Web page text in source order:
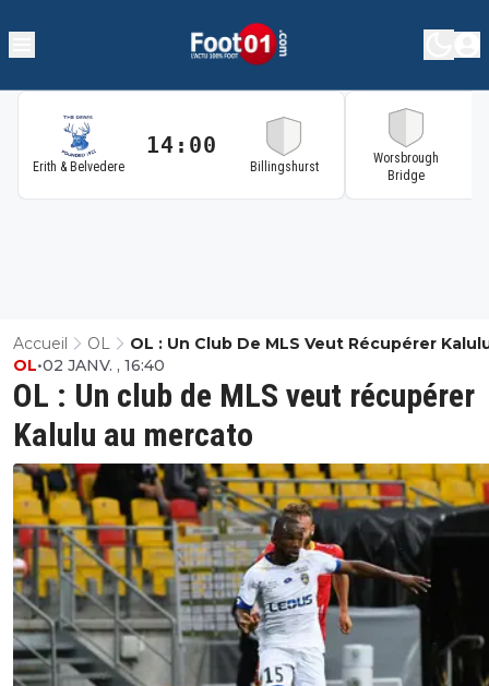
Erith & Belvedere
14:00
Billingshurst
Worsbrough
Bridge
Accueil OL
OL : Un Club De MLS Veut Récupérer
Mercato
OL : Un club de MLS veut récupérer
Kalulu au mercato
OL•02 JANV. , 16:40